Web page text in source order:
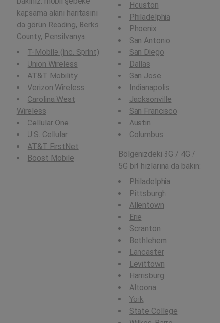
kapsama alanı haritasını
da görün Reading, Berks
County, Pensilvanya
T-Mobile (inc. Sprint)
Union Wireless
AT&T Mobility
Verizon Wireless
Carolina West
Wireless
Cellular One
U.S. Cellular
AT&T FirstNet
Boost Mobile
Houston
Philadelphia
Phoenix
San Antonio
San Diego
Dallas
San Jose
Indianapolis
Jacksonville
San Francisco
Austin
Columbus
Bölgenizdeki 3G / 4G /
5G bit hızlarına da bakın:
Philadelphia
Pittsburgh
Allentown
Erie
Scranton
Bethlehem
Lancaster
Levittown
Harrisburg
Altoona
York
State College